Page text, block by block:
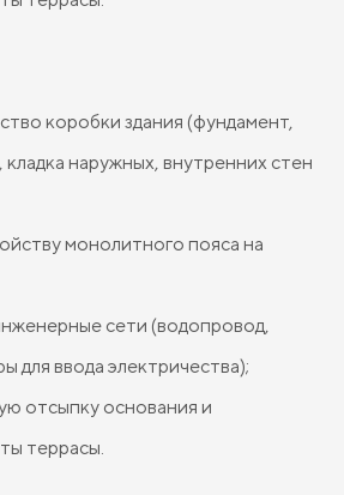
коробки здания (фундамент,
наружных, внутренних стен
монолитного пояса на
сети (водопровод,
для ввода электричества);
отсыпку основания и
террасы.